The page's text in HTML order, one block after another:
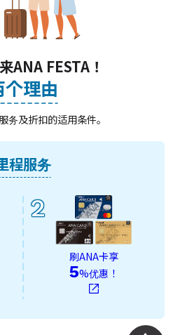
ANA FESTA！
个理由
务及折扣的适用条件。
程服务
2
刷ANA卡享
5%优惠！